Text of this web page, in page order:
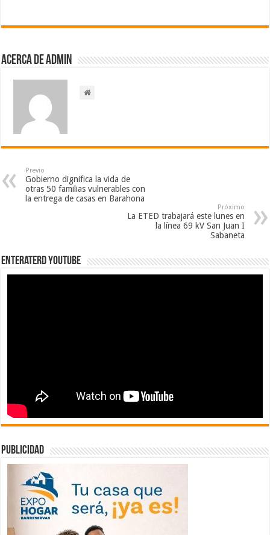
Acerca de admin
Previo
Gobierno dignifica la vida de
otras 50 familias vulnerables con
la entrega de casas en Barahona
Próximo
La ETED trabajará este lunes en
la línea 69 kV San Juan I
Sabaneta
EnterateRD YOUTUBE
publicidad